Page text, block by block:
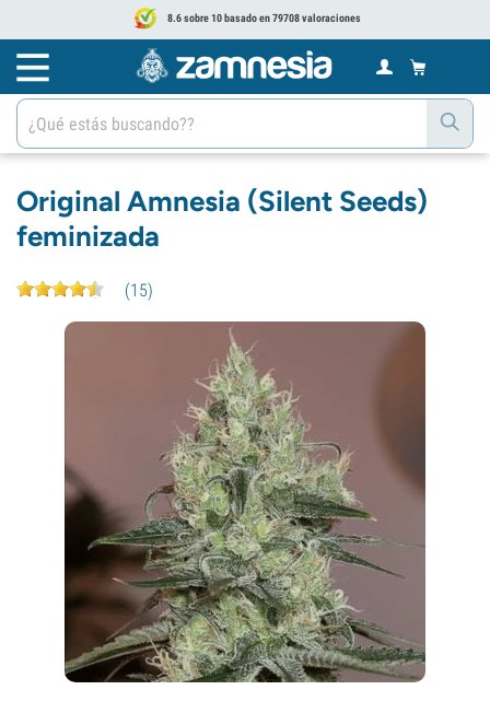
8.6 sobre 10 basado en 79708 valoraciones
Original Amnesia (Silent Seeds)
feminizada
(15)